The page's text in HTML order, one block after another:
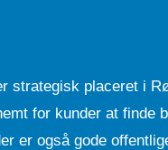
strategisk placeret i
for kunder at
er også gode